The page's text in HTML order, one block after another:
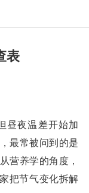
表
夜温差开始加
最常被问到的是
营养学的角度，
把节气变化拆解